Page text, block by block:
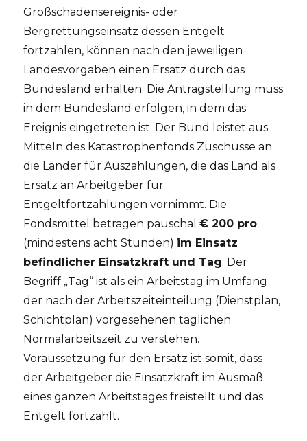
Großschadensereignis- oder
Bergrettungseinsatz dessen Entgelt
fortzahlen, können nach den jeweiligen
Landesvorgaben einen Ersatz durch das
Bundesland erhalten. Die Antragstellung muss
in dem Bundesland erfolgen, in dem das
Ereignis eingetreten ist. Der Bund leistet aus
Mitteln des Katastrophenfonds Zuschüsse an
die Länder für Auszahlungen, die das Land als
Ersatz an Arbeitgeber für
Entgeltfortzahlungen vornimmt. Die
Fondsmittel betragen pauschal€ 200 pro
(mindestens acht Stunden) im Einsatz
befindlicher Einsatzkraft und Tag. Der
Begriff „Tag“ ist als ein Arbeitstag im Umfang
der nach der Arbeitszeiteinteilung (Dienstplan,
Schichtplan) vorgesehenen täglichen
Normalarbeitszeit zu verstehen.
Voraussetzung für den Ersatz ist somit, dass
der Arbeitgeber die Einsatzkraft im Ausmaß
eines ganzen Arbeitstages freistellt und das
Entgelt fortzahlt.